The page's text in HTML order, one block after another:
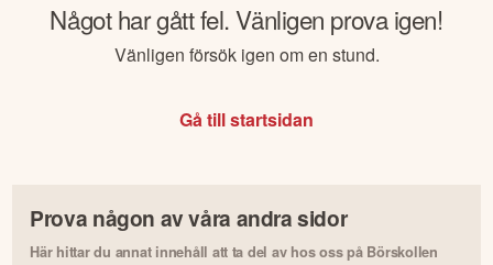
Något har gått fel. Vänligen prova igen!
Vänligen försök igen om en stund.
Gå till startsidan
Prova någon av våra andra sidor
Här hittar du annat innehåll att ta del av hos oss på Börskollen